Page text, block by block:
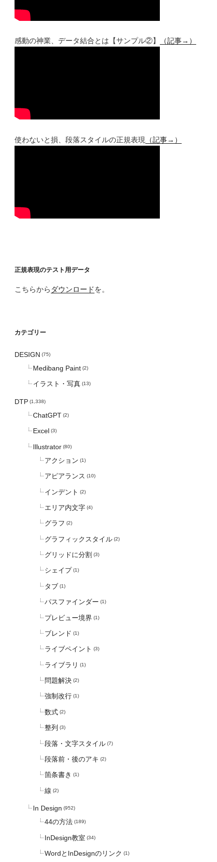
感動の神業、データ結合とは【サンプル②】 （記事→）
使わないと損、段落スタイルの正規表現 （記事→）
正規表現のテスト用データ
こちらから ダウンロード を。
カテゴリー
DESIGN (75)
Medibang Paint (2)
イラスト・写真 (13)
DTP (1,338)
ChatGPT (2)
Excel (3)
Illustrator (80)
アクション (1)
アピアランス (10)
インデント (2)
エリア内文字 (4)
グラフ (2)
グラフィックスタイル (2)
グリッドに分割 (3)
シェイプ (1)
タブ (1)
パスファインダー (1)
プレビュー境界 (1)
ブレンド (1)
ライブペイント (3)
ライブラリ (1)
問題解決 (2)
強制改行 (1)
数式 (2)
整列 (3)
段落・文字スタイル (7)
段落前・後のアキ (2)
箇条書き (1)
線 (2)
In Design (952)
44の方法 (189)
InDesign教室 (34)
WordとInDesignのリンク (1)